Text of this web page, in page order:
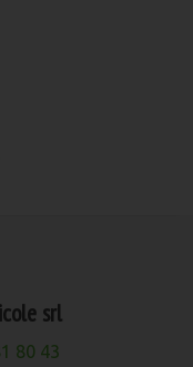
srl
80 43